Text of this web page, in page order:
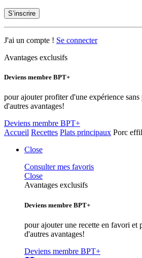
S’inscrire
J'ai un compte ! Se connecter
Avantages exclusifs
Deviens membre BPT+
pour ajouter profiter d'une expérience
d'autres avantages!
Deviens membre BPT+
Accueil Recettes Plats principaux Porc
Close
Consulter mes favoris
Close
Avantages exclusifs
Deviens membre BPT+
pour ajouter une recette en favori et
d'autres avantages!
Deviens membre BPT+